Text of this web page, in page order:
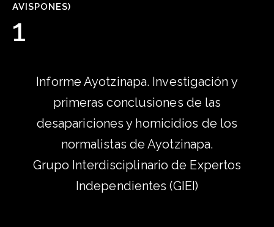
AVISPONES)
1
Informe Ayotzinapa. Investigación y
primeras conclusiones de las
desapariciones y homicidios de los
normalistas de Ayotzinapa.
Grupo Interdisciplinario de Expertos
Independientes (GIEI)